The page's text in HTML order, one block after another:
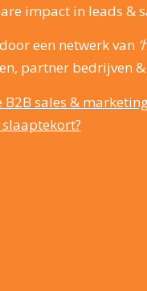
impact in leads &
een netwerk van
partner bedrijven
B2B sales &